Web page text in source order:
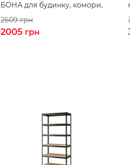
БОНА для будинку, комори,
на балкон
2609грн
2005 грн